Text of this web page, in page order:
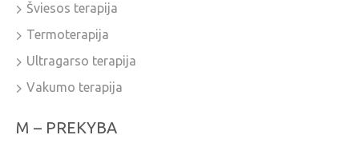
Šviesos terapija
Termoterapija
Ultragarso terapija
Vakumo terapija
M – PREKYBA